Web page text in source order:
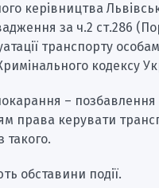
керівництва
за ч.2 ст.286
транспорту
кодексу
– позбавлення
права керувати
такого.
обставини події.